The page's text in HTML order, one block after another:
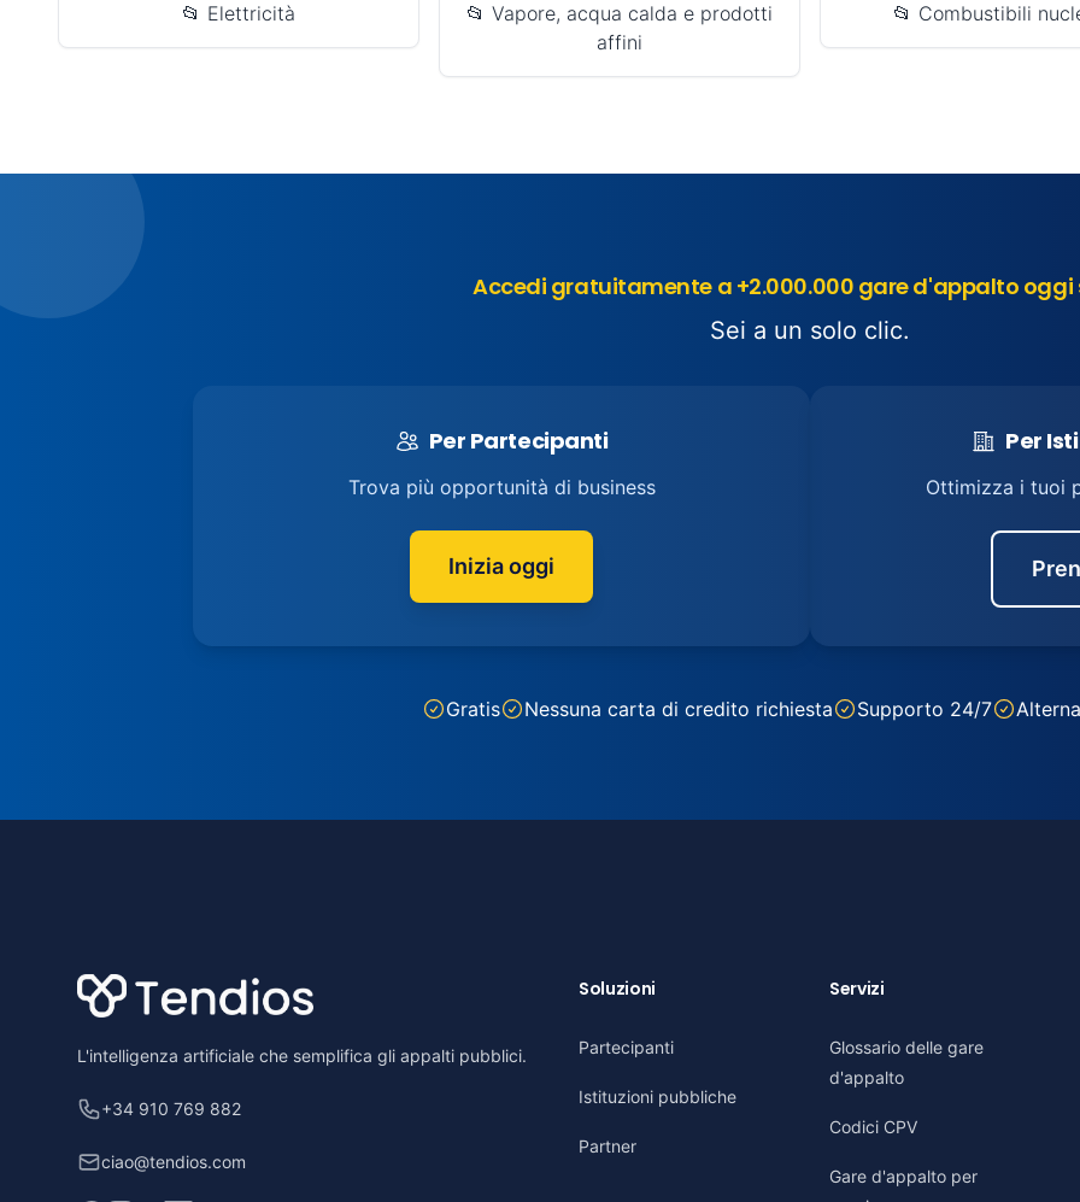
📂 Elettricità
📂 Vapore, acqua calda e prodotti
affini
📂 Combustibili
Accedi gratuitamente a +2.000.000 gare d'appalto oggi
Sei a un solo clic.
Per Partecipanti
Trova più opportunità di business
Inizia oggi
Per
Ottimizza i tuoi
Gratis Nessuna carta di credito richiesta Supporto 24/7
L'intelligenza artificiale che semplifica gli appalti pubblici.
+34 910 769 882
ciao@tendios.com
Soluzioni
Partecipanti
Istituzioni pubbliche
Partner
Servizi
Glossario delle gare
d'appalto
Codici CPV
Gare d'appalto per